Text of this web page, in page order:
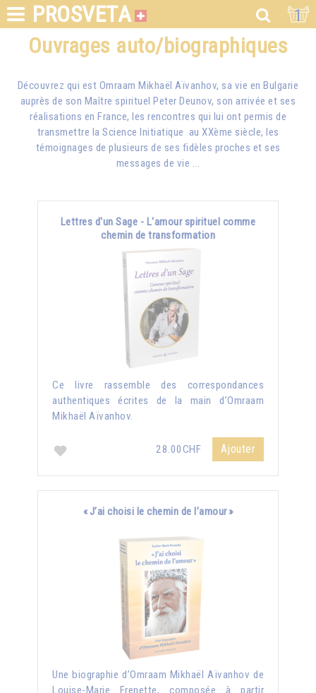
PROSVETA 1
Ouvrages auto/biographiques
Découvrez qui est Omraam Mikhaël Aïvanhov, sa vie en Bulgarie
auprès de son Maître spirituel Peter Deunov, son arrivée et ses
réalisations en France, les rencontres qui lui ont permis de
transmettre la Science Initiatique au XXème siècle, les
témoignages de plusieurs de ses fidèles proches et ses
messages de vie ...
Lettres d'un Sage - L'amour spirituel comme
chemin de transformation
Ce livre rassemble des correspondances
authentiques écrites de la main d’Omraam
Mikhaël Aïvanhov.
28.00CHF Ajouter
« J’ai choisi le chemin de l’amour »
Une biographie d’Omraam Mikhaël Aïvanhov de
Louise-Marie Frenette, composée à partir